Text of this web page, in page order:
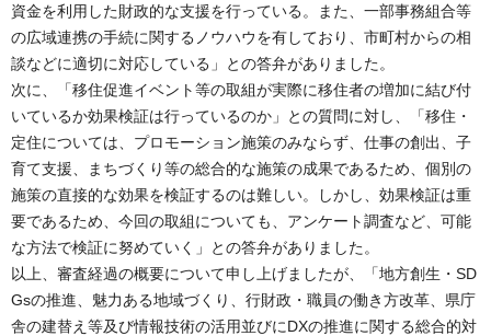
資金を利用した財政的な支援を行っている。また、一部事務組合等
の広域連携の手続に関するノウハウを有しており、市町村からの相
談などに適切に対応している」との答弁がありました。
次に、「移住促進イベント等の取組が実際に移住者の増加に結び付
いているか効果検証は行っているのか」との質問に対し、「移住・
定住については、プロモーション施策のみならず、仕事の創出、子
育て支援、まちづくり等の総合的な施策の成果であるため、個別の
施策の直接的な効果を検証するのは難しい。しかし、効果検証は重
要であるため、今回の取組についても、アンケート調査など、可能
な方法で検証に努めていく」との答弁がありました。
以上、審査経過の概要について申し上げましたが、「地方創生・SD
Gsの推進、魅力ある地域づくり、行財政・職員の働き方改革、県庁
舎の建替え等及び情報技術の活用並びにDXの推進に関する総合的対